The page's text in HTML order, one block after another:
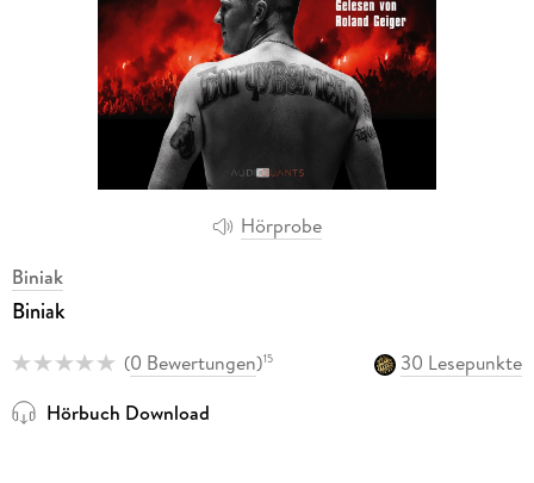
Hörprobe
Biniak
Biniak
(0 Bewertungen)15
30 Lesepunkte
Hörbuch Download